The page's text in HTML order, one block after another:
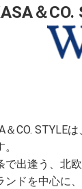
＆CO.
＆CO. STYLE
で出逢う、北
ンドを中心に